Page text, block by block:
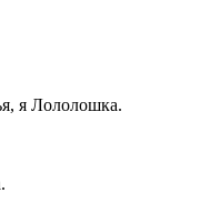
я Лололошка.